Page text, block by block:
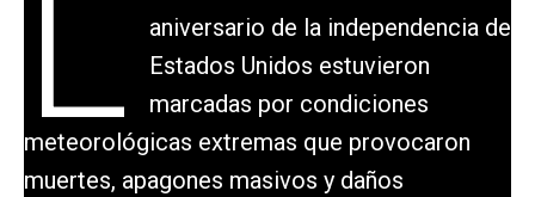
L
aniversario de la independencia de
Estados Unidos estuvieron
marcadas por condiciones
meteorológicas extremas que provocaron
muertes, apagones masivos y daños